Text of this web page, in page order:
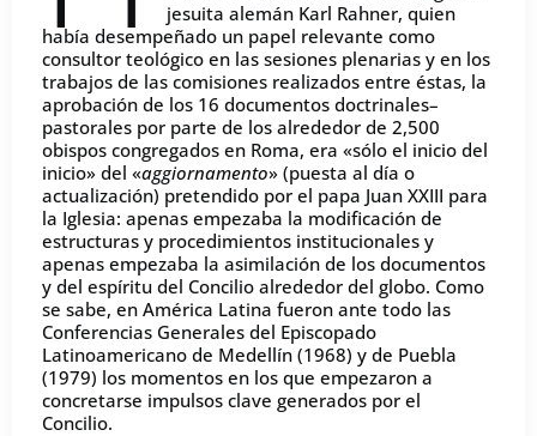
jesuita alemán Karl Rahner, quien
había desempeñado un papel relevante como
consultor teológico en las sesiones plenarias y en los
trabajos de las comisiones realizados entre éstas, la
aprobación de los 16 documentos doctrinales–
pastorales por parte de los alrededor de 2,500
obispos congregados en Roma, era «sólo el inicio del
inicio» del «aggiornamento» (puesta al día o
actualización) pretendido por el papa Juan XXIII para
la Iglesia: apenas empezaba la modificación de
estructuras y procedimientos institucionales y
apenas empezaba la asimilación de los documentos
y del espíritu del Concilio alrededor del globo. Como
se sabe, en América Latina fueron ante todo las
Conferencias Generales del Episcopado
Latinoamericano de Medellín (1968) y de Puebla
(1979) los momentos en los que empezaron a
concretarse impulsos clave generados por el
Concilio.